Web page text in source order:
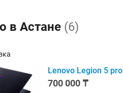
в Астане (6)
Lenovo Legion 5 pro
700 000 ₸